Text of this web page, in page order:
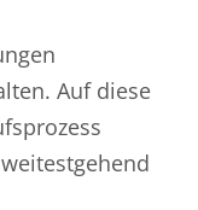
Auf diese